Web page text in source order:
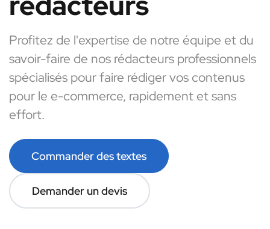
Profitez de l'expertise de notre équipe et du
savoir-faire de nos rédacteurs professionnels
spécialisés pour faire rédiger vos contenus
pour le e-commerce, rapidement et sans
effort.
Commander des textes
Demander un devis